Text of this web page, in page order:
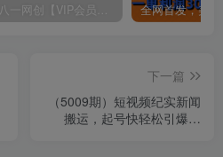
八一网创【VIP会员专属交流群】
下一篇
（5009期）短视频纪实新闻
搬运，起号快轻松引爆流